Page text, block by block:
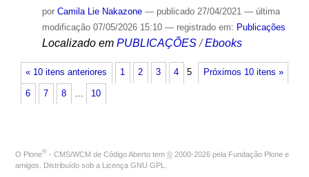
por Camila Lie Nakazone — publicado27/04/2021 — última
modificação07/05/2026 15:10 — registrado em: Publicações
Localizado em PUBLICAÇÕES /Ebooks
« 10 itens anteriores Próximos 10 itens »
1 2 3 4 5
6 7 8 … 10
O Plone® - CMS/WCM de Código Aberto tem © 2000-2026 pela Fundação Plone e
amigos. Distribuído sob a Licença GNU GPL